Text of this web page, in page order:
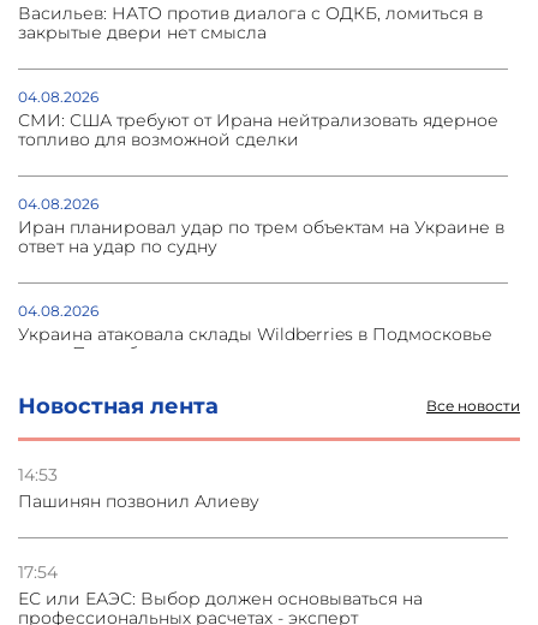
Новостная лента Все новости
14:53
Пашинян позвонил Алиеву
17:54
ЕС или ЕАЭС: Выбор должен основываться на
профессиональных расчетах - эксперт
Васильев: НАТО против диалога с ОДКБ, ломиться в
закрытые двери нет смысла
04.08.2026
СМИ: США требуют от Ирана нейтрализовать ядерное
топливо для возможной сделки
04.08.2026
Иран планировал удар по трем объектам на Украине в
ответ на удар по судну
04.08.2026
Украина атаковала склады Wildberries в Подмосковье
и под Петербургом
03.08.2026
Стратегия безопасности ОДКБ допускает применение
Азербайджане